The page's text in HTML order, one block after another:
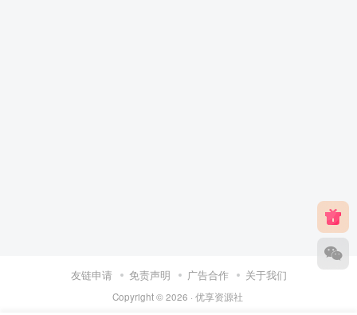
友链申请 免责声明 广告合作 关于我们
Copyright © 2026 · 优享资源社